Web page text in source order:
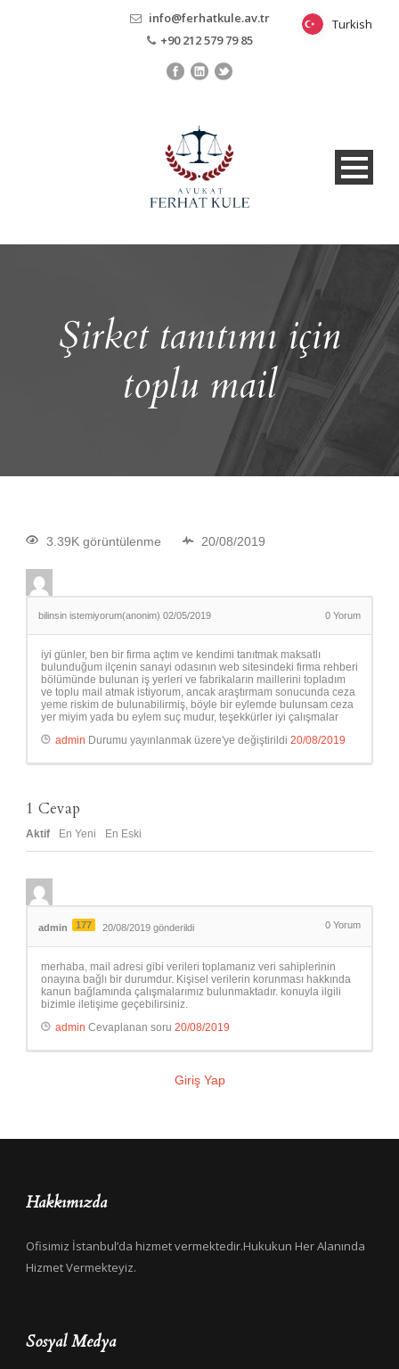
info@ferhatkule.av.tr
+90 212 579 79 85
Şirket tanıtımı için
toplu mail
3.39K görüntülenme 20/08/2019
bilinsin istemiyorum(anonim) 02/05/2019 0 Yorum
iyi günler, ben bir firma açtım ve kendimi tanıtmak maksatlı
bulunduğum ilçenin sanayi odasının web sitesindeki firma rehberi
bölümünde bulunan iş yerleri ve fabrikaların maillerini topladım
ve toplu mail atmak istiyorum, ancak araştırmam sonucunda ceza
yeme riskim de bulunabilirmiş, böyle bir eylemde bulunsam ceza
yer miyim yada bu eylem suç mudur, teşekkürler iyi çalışmalar
admin Durumu yayınlanmak üzere'ye değiştirildi 20/08/2019
1 Cevap
Aktif En Yeni En Eski
admin 177 20/08/2019 gönderildi 0 Yorum
merhaba, mail adresi gibi verileri toplamanız veri sahiplerinin
onayına bağlı bir durumdur. Kişisel verilerin korunması hakkında
kanun bağlamında çalışmalarımız bulunmaktadır. konuyla ilgili
bizimle iletişime geçebilirsiniz.
admin Cevaplanan soru 20/08/2019
Giriş Yap
Hakkımızda
Ofisimiz İstanbul’da hizmet vermektedir.Hukukun Her Alanında
Hizmet Vermekteyiz.
Sosyal Medya
Turkish
Turkish